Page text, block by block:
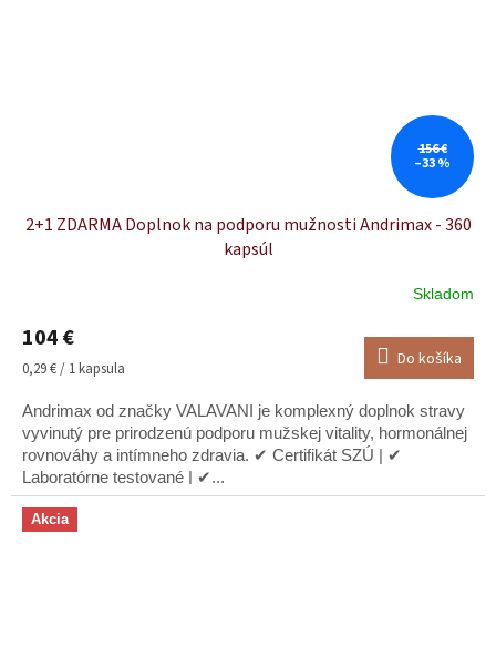
156 €
–33 %
2+1 ZDARMA Doplnok na podporu mužnosti Andrimax - 360
kapsúl
produktu
je
5,0
z
hviezdičiek.
Skladom
104 €
Jednotková
0,29 € / 1 kapsula Do košíka
Andrimax od značky VALAVANI je komplexný doplnok stravy
vyvinutý pre prirodzenú podporu mužskej vitality, hormonálnej
rovnováhy a intímneho zdravia. ✔ Certifikát SZÚ | ✔
Laboratórne testované | ✔...
Akcia